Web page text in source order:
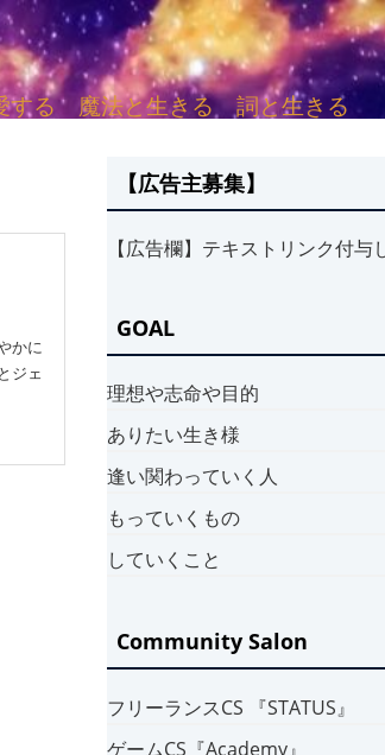
愛する 魔法と生きる 詞と生きる
かに
ジェ
【広告主募集】
【広告欄】テキストリンク付与
GOAL
理想や志命や目的
ありたい生き様
逢い関わっていく人
もっていくもの
していくこと
Community Salon
フリーランスCS 『STATUS』
ゲームCS『Academy』